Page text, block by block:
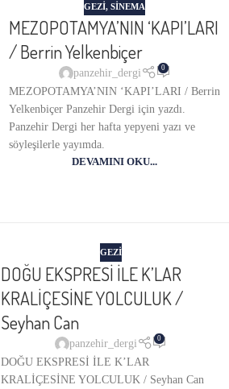
GEZI,SINEMA
MEZOPOTAMYA’NIN ‘KAPI’LARI
/ Berrin Yelkenbiçer
panzehir_dergi 0
MEZOPOTAMYA’NIN ‘KAPI’LARI / Berrin
Yelkenbiçer Panzehir Dergi için yazdı.
Panzehir Dergi her hafta yepyeni yazı ve
söyleşilerle yayımda.
DEVAMINI OKU...
GEZI
DOĞU EKSPRESİ İLE K’LAR
KRALİÇESİNE YOLCULUK /
Seyhan Can
panzehir_dergi 0
DOĞU EKSPRESİ İLE K’LAR
KRALİÇESİNE YOLCULUK / Seyhan Can